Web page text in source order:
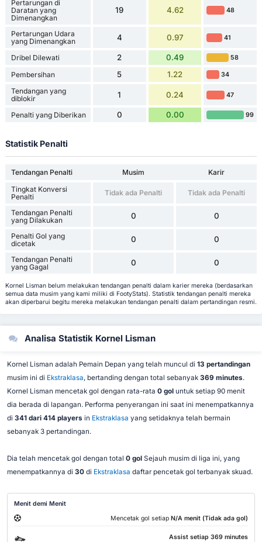
Pertarungan di
Daratan yang
Dimenangkan
19 4.62 48
Pertarungan Udara
yang Dimenangkan
4 0.97 41
Dribel Dilewati 2 0.49 58
Pembersihan 5 1.22 34
Tendangan yang
diblokir
1 0.24 47
Penalti yang Diberikan 0 0.00 99
Statistik Penalti
Tendangan Penalti Musim
Karir
Tingkat Konversi
Penalti
Tidak ada Penalti Tidak ada Penalti
Tendangan Penalti
yang Dilakukan
0 0
Penalti Gol yang
dicetak
0 0
Tendangan Penalti
yang Gagal
0 0
Kornel Lisman belum melakukan tendangan penalti dalam karier mereka (berdasarkan
semua data musim yang kami miliki di FootyStats). Statistik tendangan penalti mereka
akan diperbarui begitu mereka melakukan tendangan penalti dalam pertandingan resmi.
Analisa Statistik Kornel Lisman
Kornel Lisman adalah Pemain Depan yang telah muncul di 13 pertandingan
musim ini di Ekstraklasa, bertanding dengan total sebanyak 369 minutes.
Kornel Lisman mencetak gol dengan rata-rata 0 goluntuk setiap 90 menit
dia berada di lapangan. Performa penyerangan ini saat ini menempatkannya
di 341 dari 414 players in Ekstraklasa yang setidaknya telah bermain
sebanyak 3 pertandingan.
Dia telah mencetak gol dengan total 0 golSejauh musim di liga ini, yang
menempatkannya di 30di Ekstraklasa daftar pencetak gol terbanyak skuad.
Menit demi Menit
Mencetak gol setiap N/A menit (Tidak ada gol)
Assist setiap 369 minutes